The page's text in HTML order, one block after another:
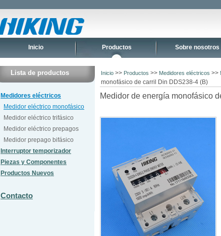
Inicio Productos Sobre nosotros
Lista de productos
Medidores eléctricos
Medidor eléctrico monofásico
Medidor eléctrico trifásico
Medidor eléctrico prepagos
Medidor prepago bifásico
Interruptor temporizador
Piezas y Componentes
Productos Nuevos
Contacto
Inicio >> Productos >> Medidores eléctricos >>
monofásico de carril Din DDS238-4 (B)
Medidor de energía monofásico